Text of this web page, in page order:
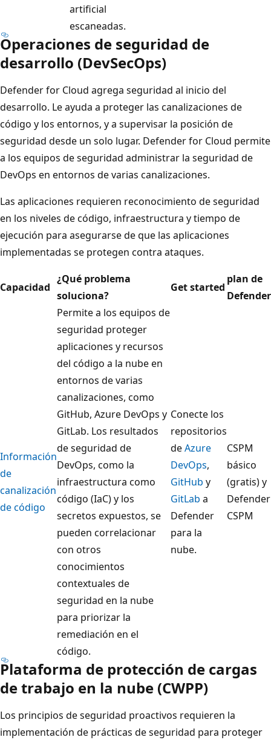
artificial
escaneadas.
Operaciones de seguridad de
desarrollo (DevSecOps)
Defender for Cloud agrega seguridad al inicio del
desarrollo. Le ayuda a proteger las canalizaciones de
código y los entornos, y a supervisar la posición de
seguridad desde un solo lugar. Defender for Cloud permite
a los equipos de seguridad administrar la seguridad de
DevOps en entornos de varias canalizaciones.
Las aplicaciones requieren reconocimiento de seguridad
en los niveles de código, infraestructura y tiempo de
ejecución para asegurarse de que las aplicaciones
implementadas se protegen contra ataques.
Capacidad
¿Qué problema
soluciona?
Get started
plan de
Defender
Información
de
canalización
de código
Permite a los equipos de
seguridad proteger
aplicaciones y recursos
del código a la nube en
entornos de varias
canalizaciones, como
GitHub, Azure DevOps y
GitLab. Los resultados
de seguridad de
DevOps, como la
infraestructura como
código (IaC) y los
secretos expuestos, se
pueden correlacionar
con otros
conocimientos
contextuales de
seguridad en la nube
para priorizar la
remediación en el
código.
Conecte los
repositorios
deAzure
DevOps,
GitHub y
GitLab a
Defender
para la
nube.
CSPM
básico
(gratis) y
Defender
CSPM
Plataforma de protección de cargas
de trabajo en la nube (CWPP)
Los principios de seguridad proactivos requieren la
implementación de prácticas de seguridad para proteger